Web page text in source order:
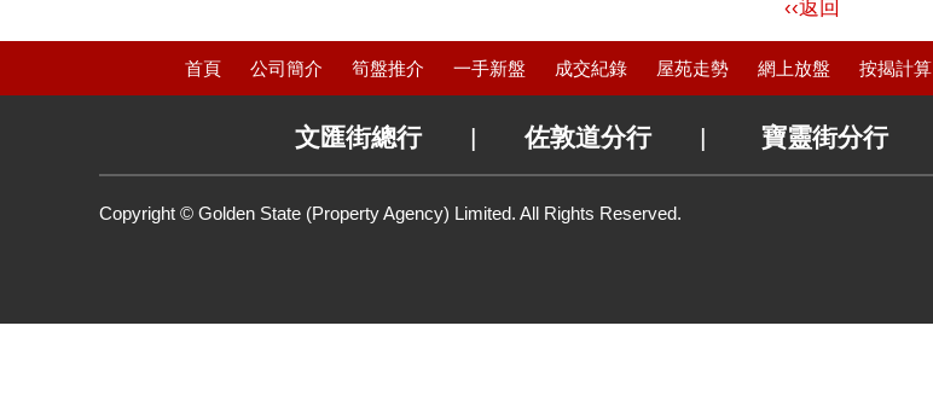
‹‹返回
首頁 公司簡介 筍盤推介 一手新盤 成交紀錄 屋苑走勢 網上放盤 按揭計算
文匯街總行 | 佐敦道分行 | 寶靈街分行
Copyright © Golden State (Property Agency) Limited. All Rights Reserved.